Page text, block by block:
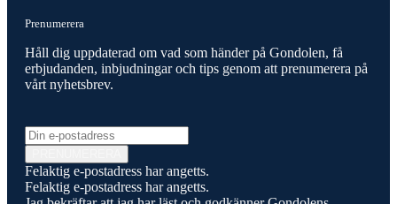
Prenumerera
Håll dig uppdaterad om vad som händer på Gondolen, få
erbjudanden, inbjudningar och tips genom att prenumerera på
vårt nyhetsbrev.
E-post
Felaktig e-postadress har angetts.
Felaktig e-postadress har angetts.